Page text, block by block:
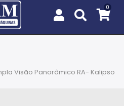
Visão Panorâmico RA- Kalipso